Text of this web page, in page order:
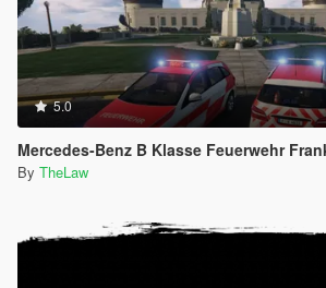
5.0
Mercedes-Benz B Klasse Feuerwehr
By TheLaw